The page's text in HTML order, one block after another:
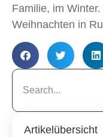
Familie, im
Weihnachten in
Artikelübersicht